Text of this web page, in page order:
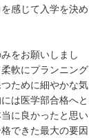
感じて入学を決め
をお願いしまし
軟にプランニング
ために細やかな気
は医学部合格へと
に良かったと思い
できた最大の要因